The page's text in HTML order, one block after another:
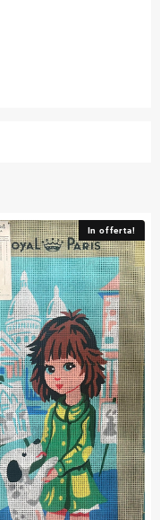
In offerta!